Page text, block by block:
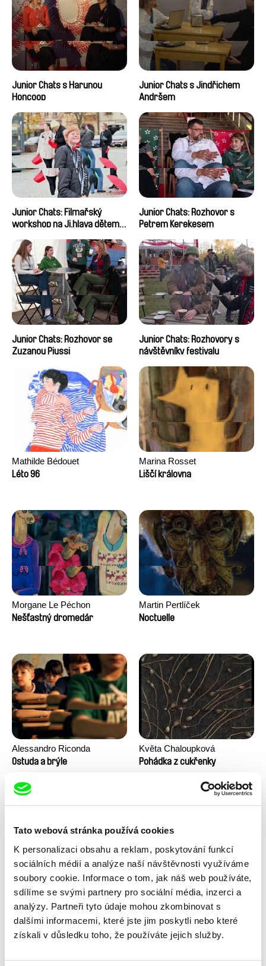
Tato webová stránka používá cookies
K personalizaci obsahu a reklam, poskytování funkcí
sociálních médií a analýze naší návštěvnosti využíváme
soubory cookie. Informace o tom, jak náš web používáte,
sdílíme se svými partnery pro sociální média, inzerci a
analýzy. Partneři tyto údaje mohou zkombinovat s
dalšími informacemi, které jste jim poskytli nebo které
získali v důsledku toho, že používáte jejich služby.
Junior Chats s Harunou
Honcoop
Junior Chats s Jindřichem
Andršem
Junior Chats: Filmařský
workshop na Ji.hlava dětem
Junior Chats: Rozhovor s
Petrem Kerekesem
Junior Chats: Rozhovor se
Zuzanou Piussi
Junior Chats: Rozhovory s
návštěvníky festivalu
Mathilde Bédouet
Léto 96
Marina Rosset
Liščí královna
Morgane Le Péchon
Nešťastný dromedár
Martin Pertlíček
Noctuelle
Alessandro Riconda
Ostuda a brýle
Květa Chaloupková
(Přibylová)
Pohádka z cukřenky
Ru Kuwahata, Max Porter
Prázdný prostor
Linda Kallistová Jablonská
Psí láska